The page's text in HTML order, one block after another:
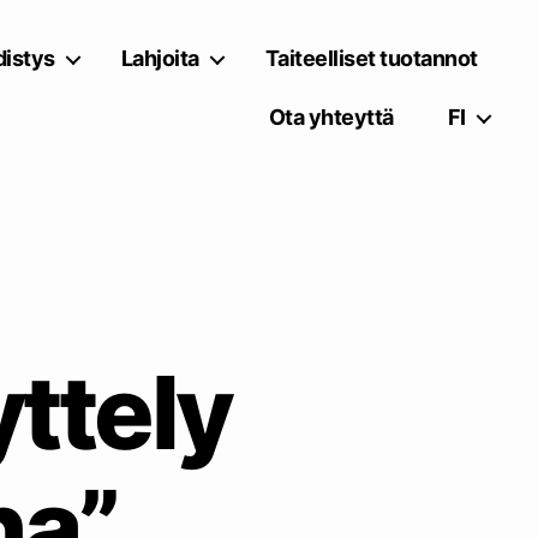
Lahjoita Taiteelliset tuotannot
Ota yhteyttä FI